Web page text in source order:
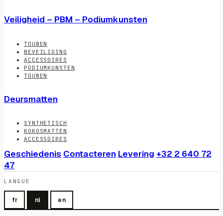
Veiligheid – PBM – Podiumkunsten
TOUWEN
BEVEILIGING
ACCESSOIRES
PODIUMKUNSTEN
TOUWEN
Deursmatten
SYNTHETISCH
KOKOSMATTEN
ACCESSOIRES
Geschiedenis Contacteren Levering +32 2 640 72
47
LANGUE
fr nl en